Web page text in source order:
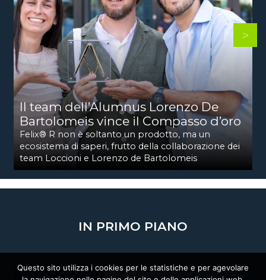
Il team dell’Alumnus Lorenzo De
Bartolomeis vince il Compasso d’oro
Felix® R non è soltanto un prodotto, ma un
ecosistema di saperi, frutto della collaborazione dei
team Loccioni e Lorenzo de Bartolomeis
IN PRIMO PIANO
Questo sito utilizza i cookies per le statistiche e per agevolare